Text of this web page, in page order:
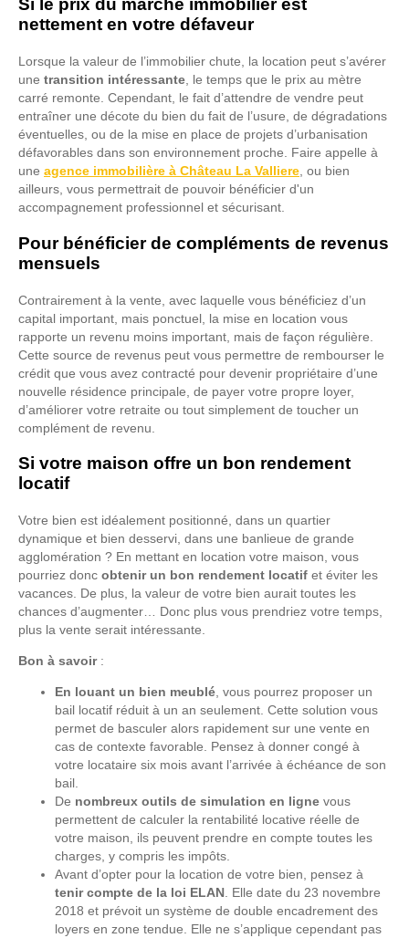
Si le prix du marché immobilier est
nettement en votre défaveur
Lorsque la valeur de l’immobilier chute, la location peut s’avérer
une transition intéressante , le temps que le prix au mètre
carré remonte. Cependant, le fait d’attendre de vendre peut
entraîner une décote du bien du fait de l’usure, de dégradations
éventuelles, ou de la mise en place de projets d’urbanisation
défavorables dans son environnement proche. Faire appelle à
une agence immobilière à Château La Valliere , ou bien
ailleurs, vous permettrait de pouvoir bénéficier d'un
accompagnement professionnel et sécurisant.
Pour bénéficier de compléments de revenus
mensuels
Contrairement à la vente, avec laquelle vous bénéficiez d’un
capital important, mais ponctuel, la mise en location vous
rapporte un revenu moins important, mais de façon régulière.
Cette source de revenus peut vous permettre de rembourser le
crédit que vous avez contracté pour devenir propriétaire d’une
nouvelle résidence principale, de payer votre propre loyer,
d’améliorer votre retraite ou tout simplement de toucher un
complément de revenu.
Si votre maison offre un bon rendement
locatif
Votre bien est idéalement positionné, dans un quartier
dynamique et bien desservi, dans une banlieue de grande
agglomération ? En mettant en location votre maison, vous
pourriez donc obtenir un bon rendement locatif et éviter les
vacances. De plus, la valeur de votre bien aurait toutes les
chances d’augmenter… Donc plus vous prendriez votre temps,
plus la vente serait intéressante.
Bon à savoir:
En louant un bien meublé , vous pourrez proposer un
bail locatif réduit à un an seulement. Cette solution vous
permet de basculer alors rapidement sur une vente en
cas de contexte favorable. Pensez à donner congé à
votre locataire six mois avant l’arrivée à échéance de son
bail.
De nombreux outils de simulation en ligne vous
permettent de calculer la rentabilité locative réelle de
votre maison, ils peuvent prendre en compte toutes les
charges, y compris les impôts.
Avant d’opter pour la location de votre bien, pensez à
tenir compte de la loi ELAN . Elle date du 23 novembre
2018 et prévoit un système de double encadrement des
loyers en zone tendue. Elle ne s’applique cependant pas